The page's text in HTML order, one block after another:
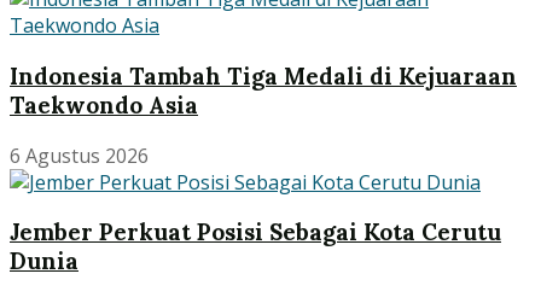
Indonesia Tambah Tiga Medali di Kejuaraan
Taekwondo Asia
6 Agustus 2026
Jember Perkuat Posisi Sebagai Kota Cerutu
Dunia